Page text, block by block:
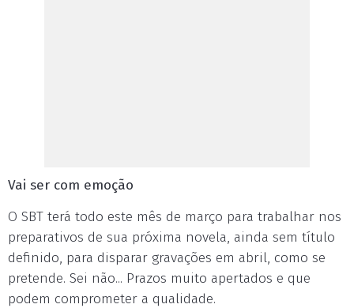
Vai ser com emoção
O SBT terá todo este mês de março para trabalhar nos
preparativos de sua próxima novela, ainda sem título
definido, para disparar gravações em abril, como se
pretende. Sei não... Prazos muito apertados e que
podem comprometer a qualidade.